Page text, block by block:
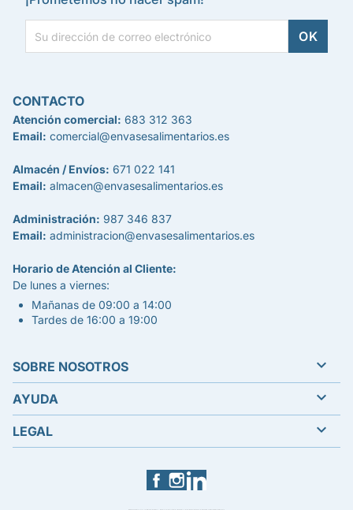
Facebook
CONTACTO
Atención comercial: 683 312 363
Email: comercial@envasesalimentarios.es
Almacén / Envíos: 671 022 141
Email: almacen@envasesalimentarios.es
Administración: 987 346 837
Email: administracion@envasesalimentarios.es
Horario de Atención al Cliente:
De lunes a viernes:
Mañanas de 09:00 a 14:00
Tardes de 16:00 a 19:00
SOBRE NOSOTROS 
AYUDA 
LEGAL 